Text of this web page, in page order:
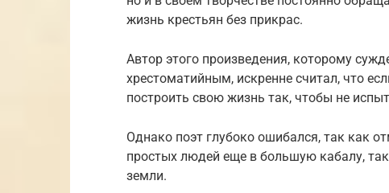
жизнь крестьян без прикрас.
Автор этого произведения, которому
хрестоматийным, искренне считал, что
построить свою жизнь так, чтобы не
Однако поэт глубоко ошибался, так как
простых людей еще в большую кабалу,
земли.